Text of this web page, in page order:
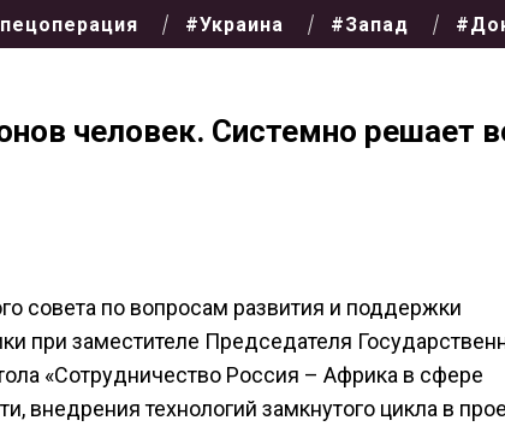
#Украина #Запад
человек. Системно решает
совета по вопросам развития и поддержки
при заместителе Председателя
«Сотрудничество Россия – Африка в сфере
внедрения технологий замкнутого цикла в